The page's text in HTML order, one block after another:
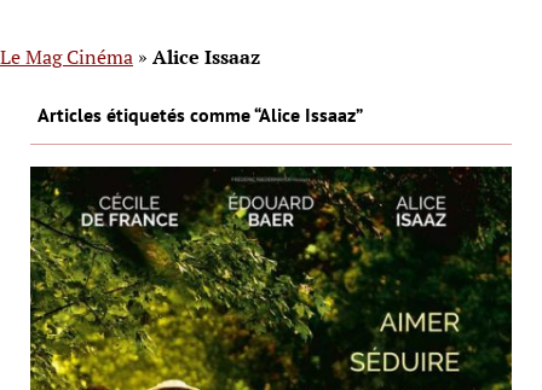
Le Mag Cinéma » Alice Issaaz
Articles étiquetés comme “Alice Issaaz”